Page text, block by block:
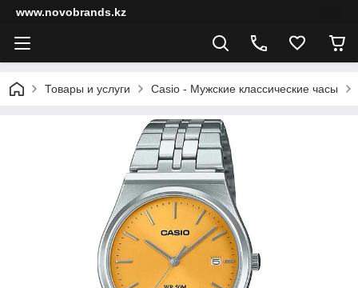
www.novobrands.kz
Товары и услуги Casio - Мужские классические часы